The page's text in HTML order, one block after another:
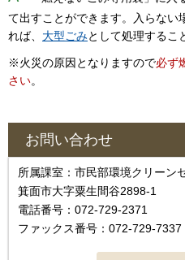
て出すことができます。入らない
れば、 大型ごみとして処理するこ
※火災の原因となりますので必ず
さい。
お問い合わせ
所属課室：市民部環境クリー
箕面市大字粟生間谷2898-1
電話番号：072-729-2371
ファックス番号：072-729-7337